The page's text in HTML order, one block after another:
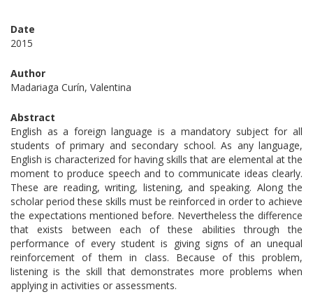
Date
2015
Author
Madariaga Curín, Valentina
Abstract
English as a foreign language is a mandatory subject for all
students of primary and secondary school. As any language,
English is characterized for having skills that are elemental at the
moment to produce speech and to communicate ideas clearly.
These are reading, writing, listening, and speaking. Along the
scholar period these skills must be reinforced in order to achieve
the expectations mentioned before. Nevertheless the difference
that exists between each of these abilities through the
performance of every student is giving signs of an unequal
reinforcement of them in class. Because of this problem,
listening is the skill that demonstrates more problems when
applying in activities or assessments.